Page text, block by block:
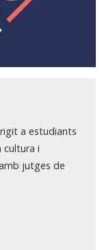
a estudiants
cultura i
jutges de